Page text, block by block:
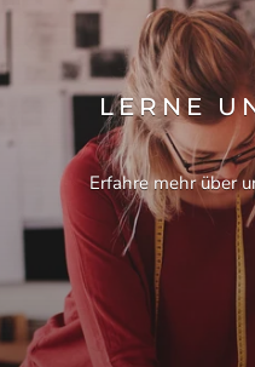
LERNE
Erfahre mehr über